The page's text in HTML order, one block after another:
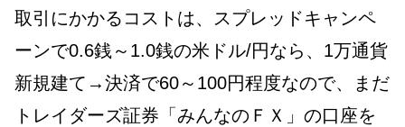
取引にかかるコストは、スプレッドキャンペ
ーンで0.6銭～1.0銭の米ドル/円なら、1万通貨
新規建て→決済で60～100円程度なので、まだ
トレイダーズ証券「みんなのＦＸ」の口座を